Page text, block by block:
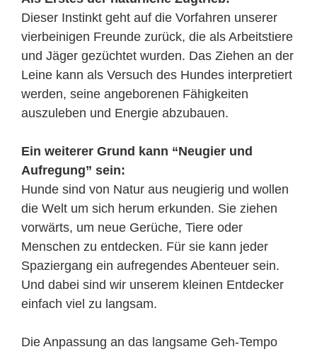
Dieser Instinkt geht auf die Vorfahren unserer
vierbeinigen Freunde zurück, die als Arbeitstiere
und Jäger gezüchtet wurden. Das Ziehen an der
Leine kann als Versuch des Hundes interpretiert
werden, seine angeborenen Fähigkeiten
auszuleben und Energie abzubauen.
Ein weiterer Grund kann “Neugier und
Aufregung” sein:
Hunde sind von Natur aus neugierig und wollen
die Welt um sich herum erkunden. Sie ziehen
vorwärts, um neue Gerüche, Tiere oder
Menschen zu entdecken. Für sie kann jeder
Spaziergang ein aufregendes Abenteuer sein.
Und dabei sind wir unserem kleinen Entdecker
einfach viel zu langsam.
Die Anpassung an das langsame Geh-Tempo